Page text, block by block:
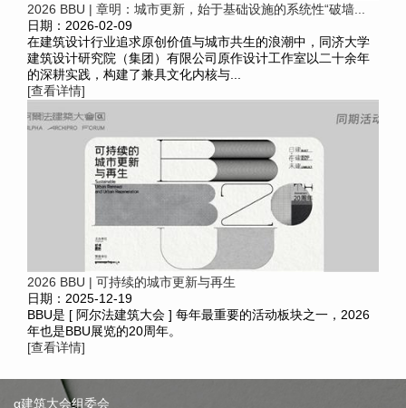
2026 BBU | 章明：城市更新，始于基础设施的系统性“破墙...
日期：2026-02-09
在建筑设计行业追求原创价值与城市共生的浪潮中，同济大学
建筑设计研究院（集团）有限公司原作设计工作室以二十余年
的深耕实践，构建了兼具文化内核与...
[查看详情]
2026 BBU | 可持续的城市更新与再生
日期：2025-12-19
BBU是 [ 阿尔法建筑大会 ] 每年最重要的活动板块之一，2026
年也是BBU展览的20周年。
[查看详情]
α建筑大会组委会